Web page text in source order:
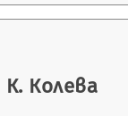
Колева